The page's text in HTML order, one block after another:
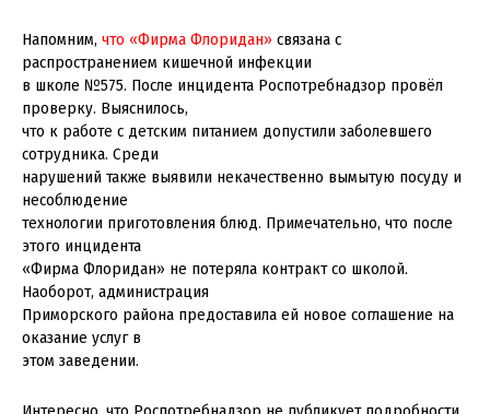
Напомним, что «Фирма Флоридан» связана с
распространением кишечной инфекции
в школе №575. После инцидента Роспотребнадзор провёл
проверку. Выяснилось,
что к работе с детским питанием допустили заболевшего
сотрудника. Среди
нарушений также выявили некачественно вымытую посуду и
несоблюдение
технологии приготовления блюд. Примечательно, что после
этого инцидента
«Фирма Флоридан» не потеряла контракт со школой.
Наоборот, администрация
Приморского района предоставила ей новое соглашение на
оказание услуг в
этом заведении.